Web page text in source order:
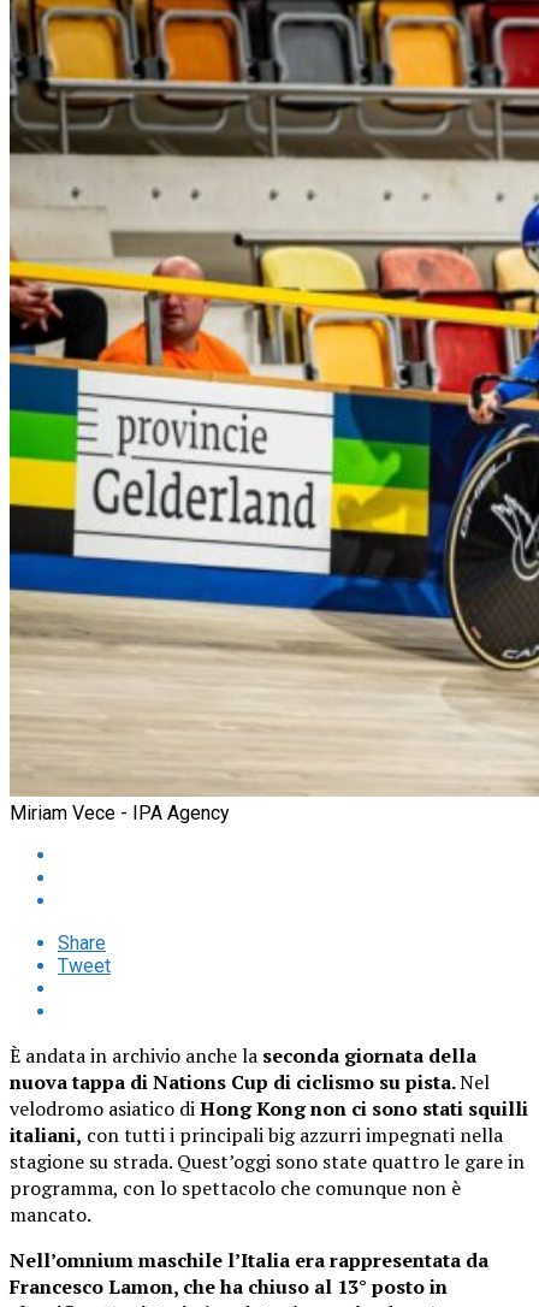
Miriam Vece - IPA Agency
Share
Tweet
È andata in archivio anche la seconda giornata della
nuova tappa diNations Cup di ciclismo su pista.Nel
velodromo asiatico diHong Kong non ci sono stati squilli
italiani, con tutti i principali big azzurri impegnati nella
stagione su strada. Quest’oggi sono state quattro le gare in
programma, con lo spettacolo che comunque non è
mancato.
Nell’omnium maschile l’Italia era rappresentata da
Francesco Lamon, che ha chiuso al 13° posto in